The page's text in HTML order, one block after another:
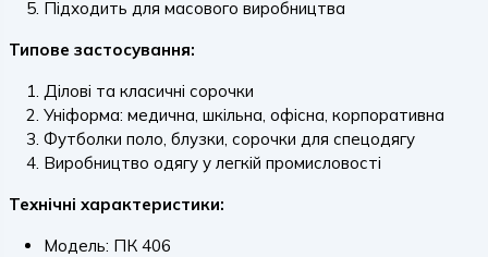
Підходить для масового виробництва
Типове застосування:
Ділові та класичні сорочки
Уніформа: медична, шкільна, офісна, корпоративна
Футболки поло, блузки, сорочки для спецодягу
Виробництво одягу у легкій промисловості
Технічні характеристики:
Модель: ПК 406